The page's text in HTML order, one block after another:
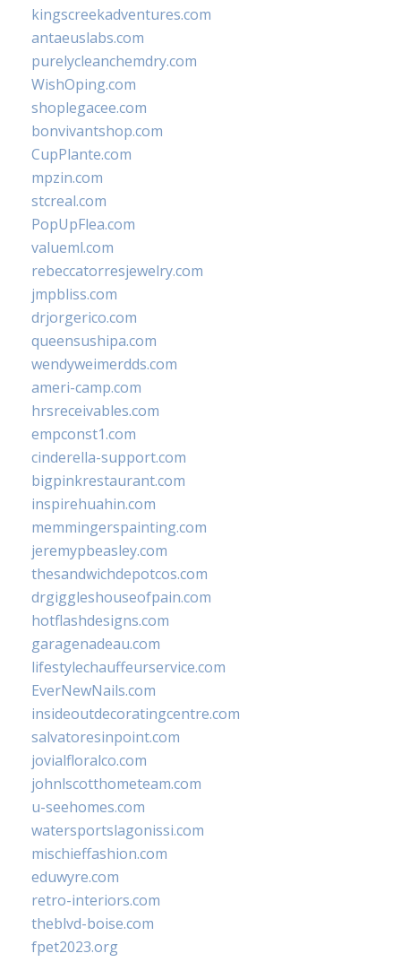
kingscreekadventures.com
antaeuslabs.com
purelycleanchemdry.com
WishOping.com
shoplegacee.com
bonvivantshop.com
CupPlante.com
mpzin.com
stcreal.com
PopUpFlea.com
valueml.com
rebeccatorresjewelry.com
jmpbliss.com
drjorgerico.com
queensushipa.com
wendyweimerdds.com
ameri-camp.com
hrsreceivables.com
empconst1.com
cinderella-support.com
bigpinkrestaurant.com
inspirehuahin.com
memmingerspainting.com
jeremypbeasley.com
thesandwichdepotcos.com
drgiggleshouseofpain.com
hotflashdesigns.com
garagenadeau.com
lifestylechauffeurservice.com
EverNewNails.com
insideoutdecoratingcentre.com
salvatoresinpoint.com
jovialfloralco.com
johnlscotthometeam.com
u-seehomes.com
watersportslagonissi.com
mischieffashion.com
eduwyre.com
retro-interiors.com
theblvd-boise.com
fpet2023.org